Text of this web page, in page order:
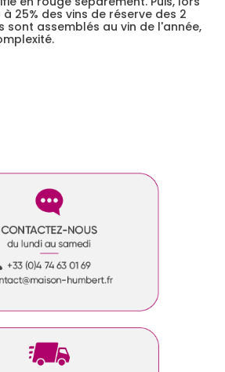
25% des vins de réserve des 2
sont assemblés au vin de l'année,